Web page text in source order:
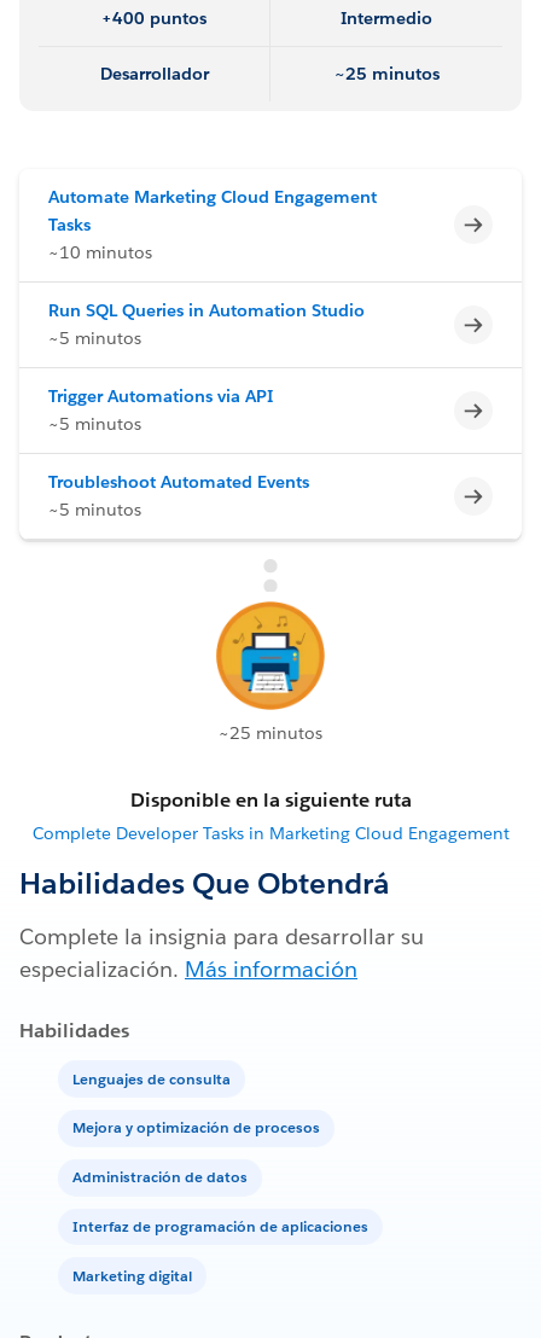
+400 puntos Intermedio
Desarrollador ~25 minutos
Automate Marketing Cloud Engagement
Tasks
~10 minutos
Run SQL Queries in Automation Studio
~5 minutos
Trigger Automations via API
~5 minutos
Troubleshoot Automated Events
~5 minutos
~25 minutos
Disponible en la siguiente ruta
Complete Developer Tasks in Marketing Cloud Engagement
Habilidades Que Obtendrá
Complete la insignia para desarrollar su
especialización. Más información
Habilidades
Lenguajes de consulta
Mejora y optimización de procesos
Administración de datos
Interfaz de programación de aplicaciones
Marketing digital